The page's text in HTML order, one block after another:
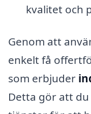
kvalitet och
Genom att
enkelt få
som erbjuder
Detta gör att